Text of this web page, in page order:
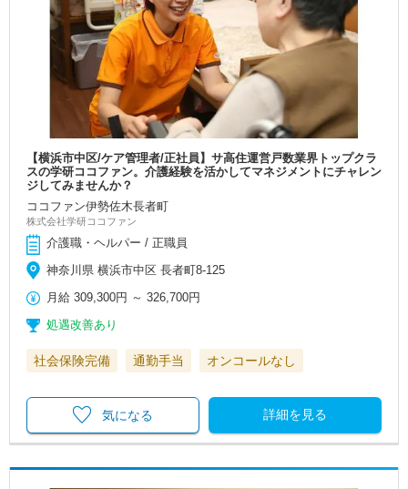
【横浜市中区/ケア管理者/正社員】サ高住運営戸数業界トップクラ
スの学研ココファン。介護経験を活かしてマネジメントにチャレン
ジしてみませんか？
ココファン伊勢佐木長者町
株式会社学研ココファン
介護職・ヘルパー / 正職員
神奈川県 横浜市中区 長者町8-125
月給 309,300円 ～326,700円
処遇改善あり
社会保険完備 通勤手当 オンコールなし
詳細を見る
気になる